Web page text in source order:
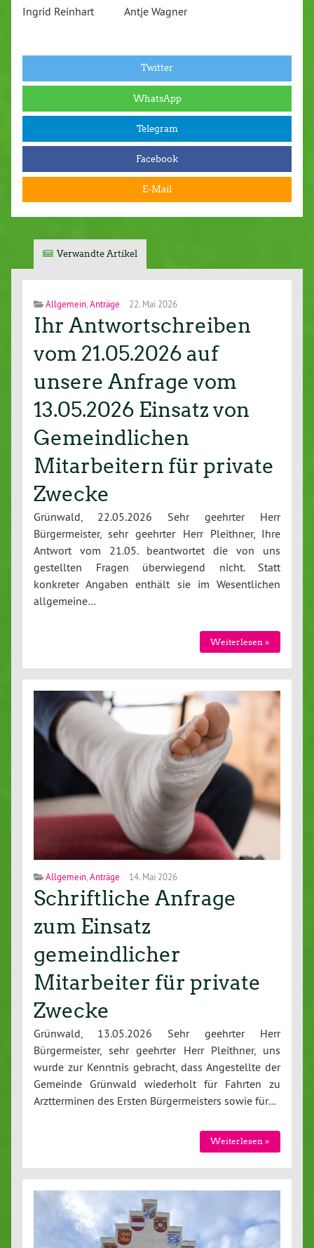
Ingrid Reinhart ​Antje Wagner
Twitter
WhatsApp
Telegram
Facebook
E-Mail
Verwandte Artikel
Allgemein Anträge 22. Mai 2026
Ihr Antwortschreiben
vom 21.05.2026 auf
unsere Anfrage vom
13.05.2026 Einsatz von
Gemeindlichen
Mitarbeitern für private
Zwecke
Grünwald, 22.05.2026 Sehr geehrter Herr
Bürgermeister, sehr geehrter Herr Pleithner, Ihre
Antwort vom 21.05. beantwortet die von uns
gestellten Fragen überwiegend nicht. Statt
konkreter Angaben enthält sie im Wesentlichen
allgemeine…
Weiterlesen »
Allgemein Anträge 14. Mai 2026
Schriftliche Anfrage
zum Einsatz
gemeindlicher
Mitarbeiter für private
Zwecke
Grünwald, 13.05.2026 Sehr geehrter Herr
Bürgermeister, sehr geehrter Herr Pleithner, uns
wurde zur Kenntnis gebracht, dass Angestellte der
Gemeinde Grünwald wiederholt für Fahrten zu
Arztterminen des Ersten Bürgermeisters sowie für…
Weiterlesen »